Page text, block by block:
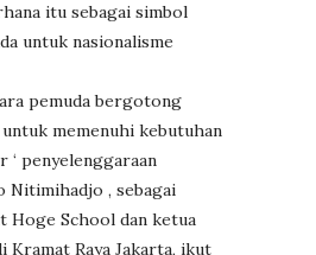
itu sebagai simbol
untuk nasionalisme
pemuda bergotong
memenuhi kebutuhan
‘ penyelenggaraan
Nitimihadjo , sebagai
Hoge School dan ketua
Kramat Raya Jakarta, ikut